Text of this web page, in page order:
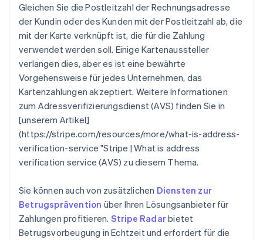
Gleichen Sie die Postleitzahl der Rechnungsadresse
der Kundin oder des Kunden mit der Postleitzahl ab, die
mit der Karte verknüpft ist, die für die Zahlung
verwendet werden soll. Einige Kartenaussteller
verlangen dies, aber es ist eine bewährte
Vorgehensweise für jedes Unternehmen, das
Kartenzahlungen akzeptiert. Weitere Informationen
zum Adressverifizierungsdienst (AVS) finden Sie in
[unserem Artikel]
(https://stripe.com/resources/more/what-is-address-
verification-service "Stripe | What is address
verification service (AVS) zu diesem Thema.
Sie können auch von zusätzlichen Diensten zur
Betrugsprävention über Ihren Lösungsanbieter für
Zahlungen profitieren. Stripe Radarbietet
Betrugsvorbeugung in Echtzeit und erfordert für die